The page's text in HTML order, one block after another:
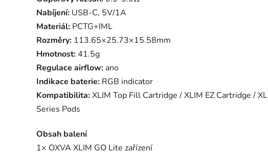
Nabíjení: USB-C, 5V/1A
Materiál: PCTG+IML
Rozměry: 113.65×25.73×15.58mm
Hmotnost: 41.5g
Regulace airflow: ano
Indikace baterie: RGB indicator
Kompatibilita:XLIM Top Fill Cartridge / XLIM EZ Cartridge /
Series Pods
Obsah balení
1× OXVA XLIM GO Lite zařízení